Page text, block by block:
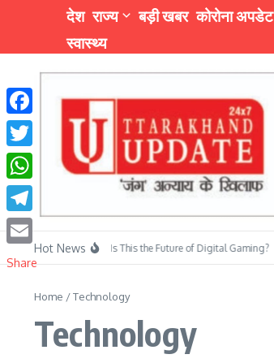
Skip to contentदेश राज्य बड़ी खबर कोरोना अपडेट
स्वास्थ्य
Hot News
Skill-Based Slots: Is This the Future of Digital Gaming?
Home /Technology
Technology
Facebook
Twitter
WhatsApp
Telegram
Email
Share